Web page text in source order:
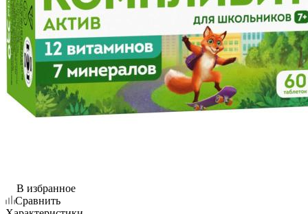
В избранное
Сравнить